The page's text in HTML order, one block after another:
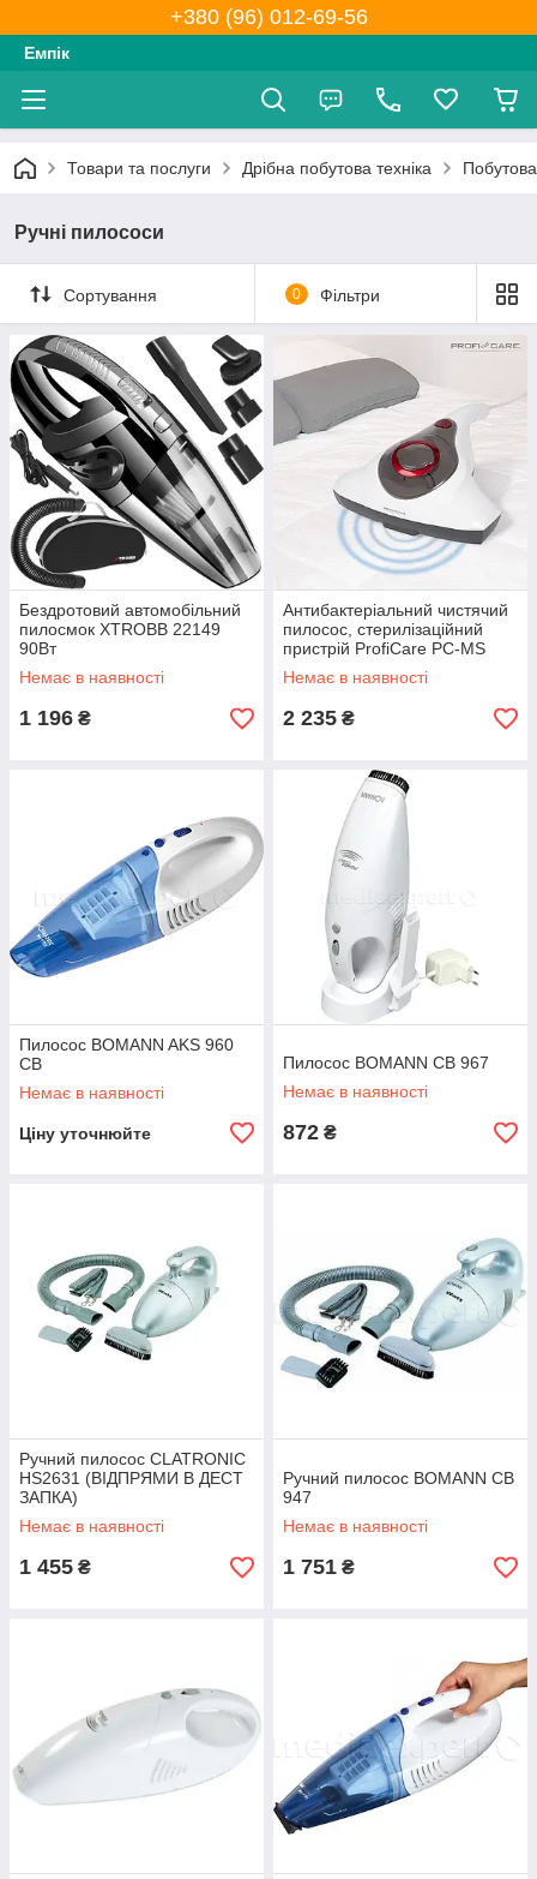
+380 (96) 012-69-56
Емпік
Товари та послуги Дрібна побутова техніка
Ручні пилососи
Сортування 0 Фільтри
Бездротовий автомобільний
пилосмок XTROBB 22149
90Вт
Немає в наявності
1 196 ₴
Антибактеріальний чистячий
пилосос, стерилізаційний
пристрій ProfiCare PC-MS
3079
Немає в наявності
2 235 ₴
Пилосос BOMANN AKS 960
CB
Немає в наявності
Ціну уточнюйте
Пилосос BOMANN CB 967
Немає в наявності
872 ₴
Ручний пилосос CLATRONIC
HS2631 (ВІДПРЯМИ В ДЕСТ
ЗАПКА)
Немає в наявності
1 455 ₴
Ручний пилосос BOMANN CB
947
Немає в наявності
1 751 ₴